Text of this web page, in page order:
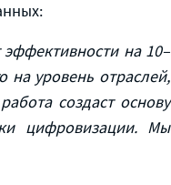
на 10–
на уровень отраслей,
создаст основу
цифровизации. Мы